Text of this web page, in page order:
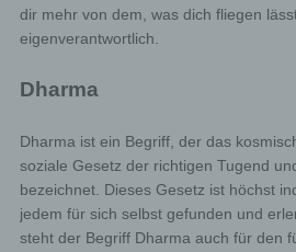
dir mehr von dem, was dich fliegen
eigenverantwortlich.
Dharma
Dharma ist ein Begriff, der das
soziale Gesetz der richtigen Tugend
bezeichnet. Dieses Gesetz ist höchst
jedem für sich selbst gefunden und
steht der Begriff Dharma auch für den